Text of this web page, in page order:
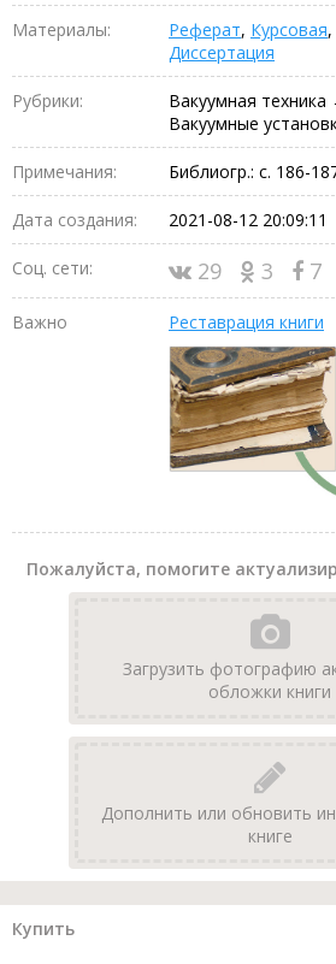
Материалы: Реферат, Курсовая,
Диссертация
Рубрики:
Вакуумная
Вакуумные
Примечания: Библиогр.: с. 186-
Дата создания: 2021-08-12 20:09:11
Соц. сети: 29 3 7
Важно Реставрация книги
Пожалуйста, помогите
Загрузить фотографию
обложки книги
Дополнить или обновить
книге
Купить